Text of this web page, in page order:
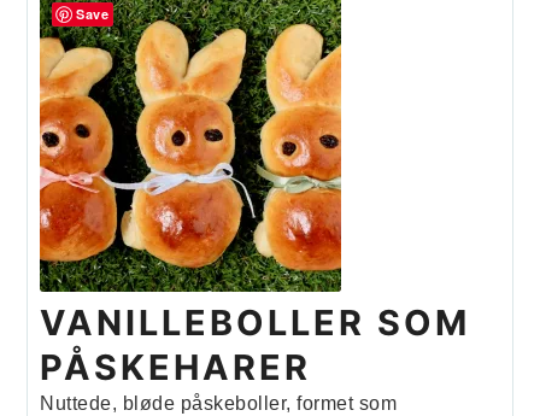
VANILLEBOLLER SOM
PÅSKEHARER
Nuttede, bløde påskeboller, formet som
Save